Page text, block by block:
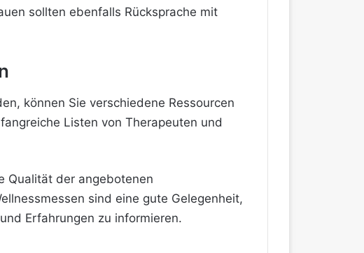
sollten ebenfalls Rücksprache mit
können Sie verschiedene Ressourcen
Listen von Therapeuten und
Qualität der angebotenen
sind eine gute Gelegenheit,
Erfahrungen zu informieren.